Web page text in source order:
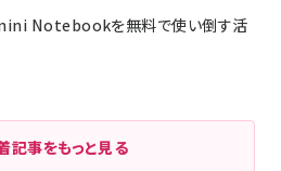
Notebookを無料で使い倒す活
記事をもっと見る